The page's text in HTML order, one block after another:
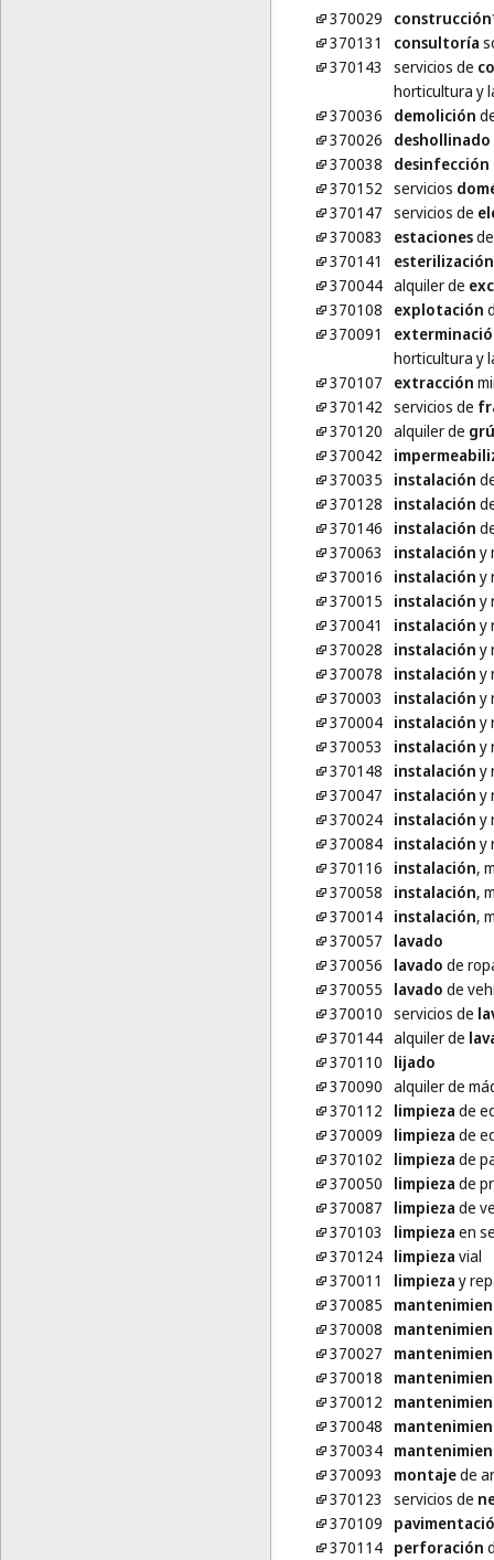
370029
construcción
370131
consultoría
370143
servicios de
horticultura y
370036
demolición
370026
deshollinado
370038
desinfección
370152 servicios
370147 servicios de
370083
estacionesde
370141
esterilización
370044 alquiler de
370108
explotación
370091
horticultura y
370107
extracción
370142 servicios de
370120 alquiler de
370042
370035
instalación
370128
instalación
370146
instalación
370063
instalación y
370016
instalación y
370015
instalación y
370041
instalación y
370028
instalación y
370078
instalación y
370003
instalación y
370004 instalación y
370053
instalación y
370148
instalación y
370047
instalación y
370024 instalación y
370084 instalación y
370116
instalación,
370058
instalación,
370014 instalación,
370057
lavado
370056
lavado de
370055
lavado de
370010 servicios de
370144 alquiler de
370110
lijado
370090 alquiler de
370112
limpieza de
370009
limpieza de
370102
limpieza de
370050
limpieza de
370087
limpieza de
370103
limpieza en
370124 limpieza vial
370011
limpieza y
370085
370008
370027
370018
370012
370048
370034
370093
montajede
370123
servicios de
370109
370114 perforación